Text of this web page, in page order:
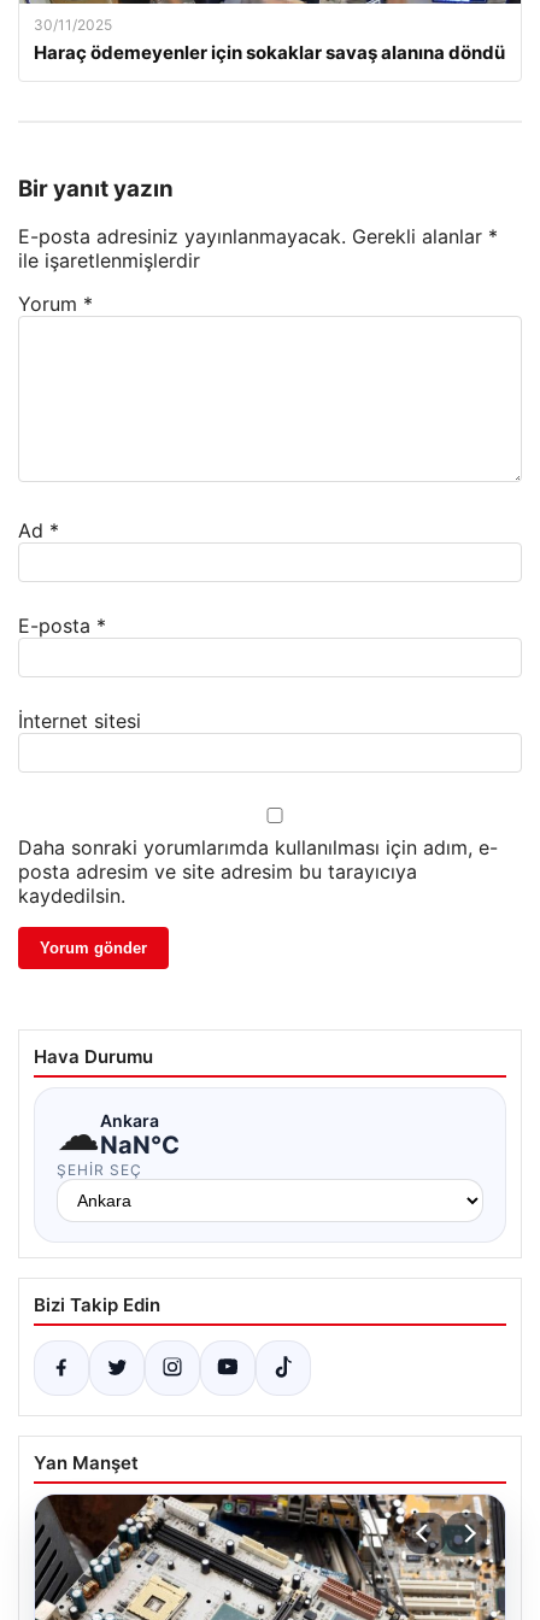
30/11/2025
Haraç ödemeyenler için sokaklar savaş alanına döndü
Bir yanıt yazın
E-posta adresiniz yayınlanmayacak. Gerekli alanlar *
ile işaretlenmişlerdir
Yorum *
Ad *
E-posta *
İnternet sitesi
Daha sonraki yorumlarımda kullanılması için adım, e-
posta adresim ve site adresim bu tarayıcıya
kaydedilsin.
Hava Durumu
☁Ankara
NaN°C
ŞEHIR SEÇ
Bizi Takip Edin
Yan Manşet